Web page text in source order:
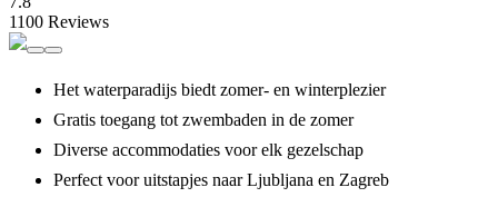
1100 Reviews
Het waterparadijs biedt zomer- en winterplezier
Gratis toegang tot zwembaden in de zomer
Diverse accommodaties voor elk gezelschap
Perfect voor uitstapjes naar Ljubljana en Zagreb